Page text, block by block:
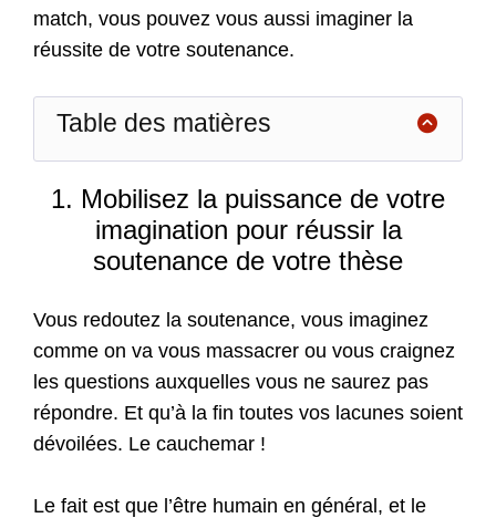
match, vous pouvez vous aussi imaginer la
réussite de votre soutenance.
Table des matières
1. Mobilisez la puissance de votre
imagination pour réussir la
soutenance de votre thèse
Vous redoutez la soutenance, vous imaginez
comme on va vous massacrer ou vous craignez
les questions auxquelles vous ne saurez pas
répondre. Et qu’à la fin toutes vos lacunes soient
dévoilées. Le cauchemar !
Le fait est que l’être humain en général, et le